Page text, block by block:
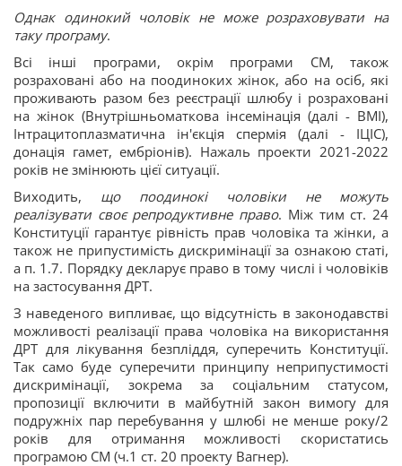
Однак одинокий чоловік не може розраховувати на
таку програму.
Всі інші програми, окрім програми СМ, також
розраховані або на поодиноких жінок, або на осіб, які
проживають разом без реєстрації шлюбу і розраховані
на жінок (Внутрішньоматкова інсемінація (далі - ВМІ),
Інтрацитоплазматична ін'єкція спермія (далі - ІЦІС),
донація гамет, ембріонів). Нажаль проекти 2021-2022
років не змінюють цієї ситуації.
Виходить, що поодинокі чоловіки не можуть
реалізувати своє репродуктивне право. Між тим ст. 24
Конституції гарантує рівність прав чоловіка та жінки, а
також не припустимість дискримінації за ознакою статі,
а п. 1.7. Порядку декларує право в тому числі і чоловіків
на застосування ДРТ.
З наведеного випливає, що відсутність в законодавстві
можливості реалізації права чоловіка на використання
ДРТ для лікування безпліддя, суперечить Конституції.
Так само буде суперечити принципу неприпустимості
дискримінації, зокрема за соціальним статусом,
пропозиції включити в майбутній закон вимогу для
подружніх пар перебування у шлюбі не менше року/2
років для отримання можливості скористатись
програмою СМ (ч.1 ст. 20 проекту Вагнер).